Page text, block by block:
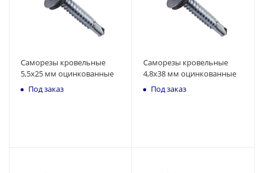
Саморезы кровельные
5,5x25 мм оцинкованные
Под заказ
Саморезы кровельные
4,8x38 мм оцинкованные
Под заказ